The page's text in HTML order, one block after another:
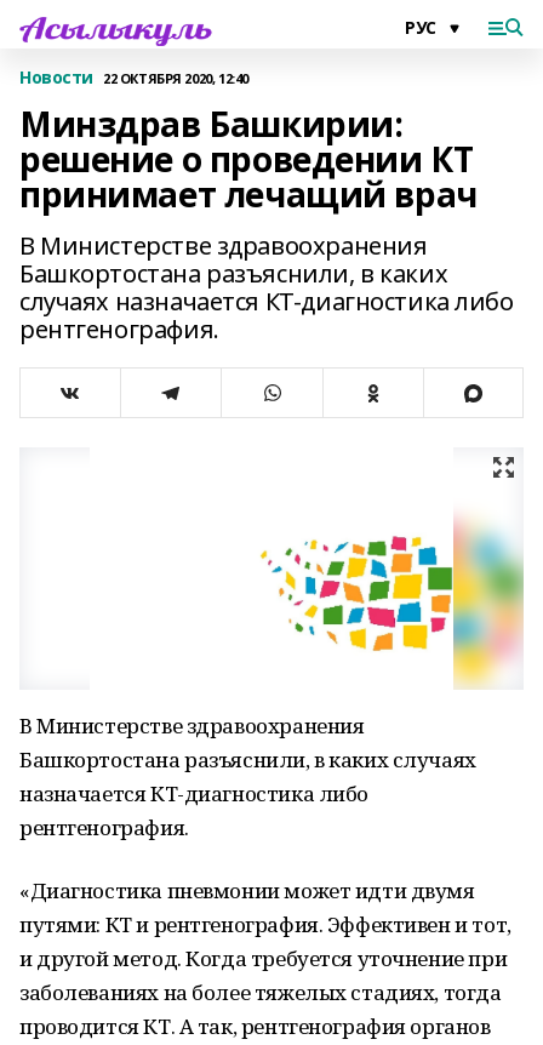
Новости 22 ОКТЯБРЯ 2020, 12:40
Минздрав Башкирии:
решение о проведении КТ
принимает лечащий врач
В Министерстве здравоохранения
Башкортостана разъяснили, в каких
случаях назначается КТ-диагностика либо
рентгенография.
В Министерстве здравоохранения
Башкортостана разъяснили, в каких случаях
назначается КТ-диагностика либо
рентгенография.
«Диагностика пневмонии может идти двумя
путями: КТ и рентгенография. Эффективен и тот,
и другой метод. Когда требуется уточнение при
заболеваниях на более тяжелых стадиях, тогда
проводится КТ. А так, рентгенография органов